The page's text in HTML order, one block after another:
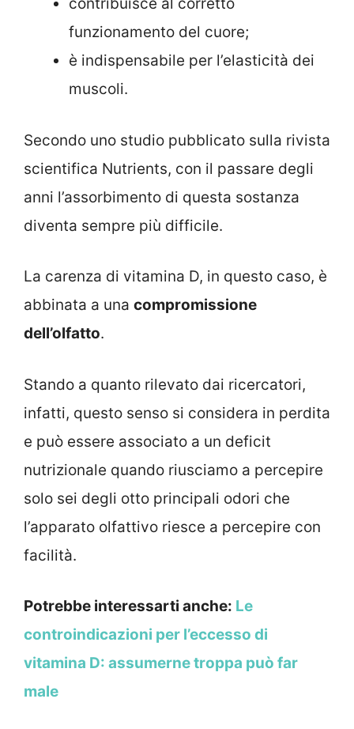
funzionamento del cuore;
è indispensabile per l’elasticità dei
muscoli.
Secondo uno studio pubblicato sulla rivista
scientifica Nutrients, con il passare degli
anni l’assorbimento di questa sostanza
diventa sempre più difficile.
La carenza di vitamina D, in questo caso, è
abbinata a una compromissione
dell’olfatto.
Stando a quanto rilevato dai ricercatori,
infatti, questo senso si considera in perdita
e può essere associato a un deficit
nutrizionale quando riusciamo a percepire
solo sei degli otto principali odori che
l’apparato olfattivo riesce a percepire con
facilità.
Potrebbe interessarti anche: Le
controindicazioni per l’eccesso di
vitamina D: assumerne troppa può far
male